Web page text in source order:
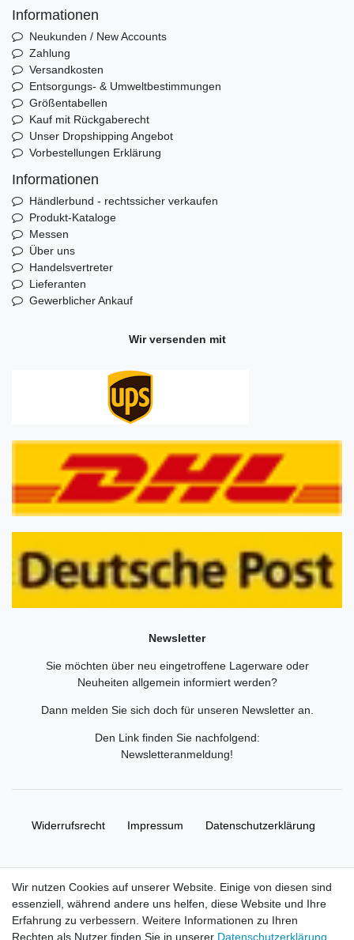
Informationen
Neukunden / New Accounts
Zahlung
Versandkosten
Entsorgungs- & Umweltbestimmungen
Größentabellen
Kauf mit Rückgaberecht
Unser Dropshipping Angebot
Vorbestellungen Erklärung
Informationen
Händlerbund - rechtssicher verkaufen
Produkt-Kataloge
Messen
Über uns
Handelsvertreter
Lieferanten
Gewerblicher Ankauf
Wir versenden mit
Newsletter
Sie möchten über neu eingetroffene Lagerware oder
Neuheiten allgemein informiert werden?
Dann melden Sie sich doch für unseren Newsletter an.
Den Link finden Sie nachfolgend:
Newsletteranmeldung!
Widerrufs­recht Impressum Daten­schutz­erklärung
© Copyright 2026 | Alle Rechte vorbehalten. HL-
Handelsgesellschaft mbH.
Wir nutzen Cookies auf unserer Website. Einige von diesen sind
essenziell, während andere uns helfen, diese Website und Ihre
Erfahrung zu verbessern. Weitere Informationen zu Ihren
Rechten als Nutzer finden Sie in unserer Daten­schutz­erklärung